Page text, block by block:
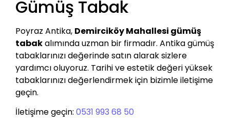
Gümüş Tabak
Poyraz Antika, Demirciköy Mahallesi gümüş
tabakalımında uzman bir firmadır. Antika gümüş
tabaklarınızı değerinde satın alarak sizlere
yardımcı oluyoruz. Tarihi ve estetik değeri yüksek
tabaklarınızı değerlendirmek için bizimle iletişime
geçin.
İletişime geçin: 0531 993 68 50